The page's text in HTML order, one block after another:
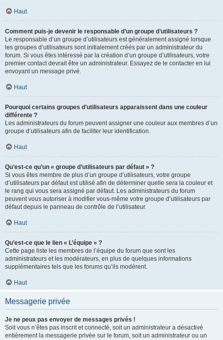
Haut
Comment puis-je devenir le responsable d’un groupe d’utilisateurs ?
Le responsable d’un groupe d’utilisateurs est généralement assigné lorsque
les groupes d’utilisateurs sont initialement créés par un administrateur du
forum. Si vous êtes intéressé par la création d’un groupe d’utilisateurs, votre
premier contact devrait être un administrateur. Essayez de le contacter en lui
envoyant un message privé.
Haut
Pourquoi certains groupes d’utilisateurs apparaissent dans une couleur
différente ?
Les administrateurs du forum peuvent assigner une couleur aux membres d’un
groupe d’utilisateurs afin de faciliter leur identification.
Haut
Qu’est-ce qu’un « groupe d’utilisateurs par défaut » ?
Si vous êtes membre de plus d’un groupe d’utilisateurs, votre groupe
d’utilisateurs par défaut est utilisé afin de déterminer quelle sera la couleur et
le rang qui vous sera assigné par défaut. Les administrateurs du forum
peuvent vous autoriser à modifier vous-même votre groupe d’utilisateurs par
défaut depuis le panneau de contrôle de l’utilisateur.
Haut
Qu’est-ce que le lien « L’équipe » ?
Cette page liste les membres de l’équipe du forum que sont les
administrateurs et les modérateurs, en plus de quelques informations
supplémentaires tels que les forums qu’ils modèrent.
Haut
Messagerie privée
Je ne peux pas envoyer de messages privés !
Soit vous n’êtes pas inscrit et connecté, soit un administrateur a désactivé
entièrement la messagerie privée sur le forum, soit un administrateur ou un